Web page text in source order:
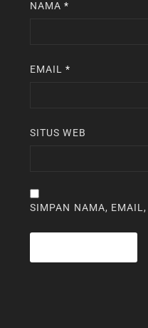
NAMA*
EMAIL*
SITUS WEB
SIMPAN NAMA, EMAIL,